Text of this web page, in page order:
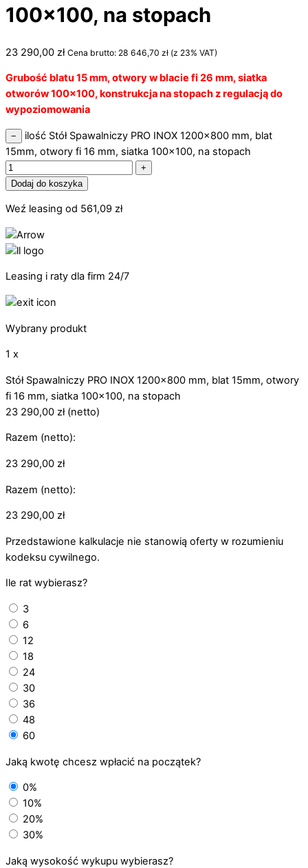
100×100, na stopach
23 290,00 zł Cena brutto: 28 646,70 zł (z 23% VAT)
Grubość blatu 15 mm, otwory w blacie fi 26 mm, siatka
otworów 100×100, konstrukcja na stopach z regulacją do
wypoziomowania
−
ilość Stół Spawalniczy PRO INOX 1200x800 mm, blat
15mm, otwory fi 16 mm, siatka 100x100, na stopach
+
Dodaj do koszyka
Weź leasing od 561,09 zł
Leasing i raty dla firm 24/7
Wybrany produkt
1 x
Stół Spawalniczy PRO INOX 1200x800 mm, blat 15mm, otwory
fi 16 mm, siatka 100x100, na stopach
23 290,00 zł(netto)
Razem (netto):
23 290,00 zł
Razem (netto):
23 290,00 zł
Przedstawione kalkulacje nie stanowią oferty w rozumieniu
kodeksu cywilnego.
Ile rat wybierasz?
3
6
12
18
24
30
36
48
60
Jaką kwotę chcesz wpłacić na początek?
0%
10%
20%
30%
Jaką wysokość wykupu wybierasz?